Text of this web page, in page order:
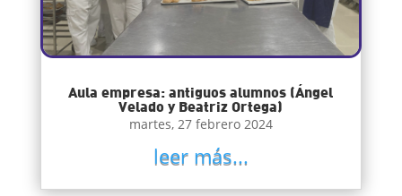
Aula empresa: antiguos alumnos (Ángel
Velado y Beatriz Ortega)
martes, 27 febrero 2024
leer más...